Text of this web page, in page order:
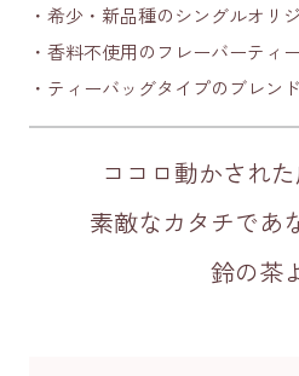
・希少・新品種のシングルオリ
・香料不使用のフレーバーティー
・ティーバッグタイプのブレン
ココロ動かされ
素敵なカタチであ
鈴の茶